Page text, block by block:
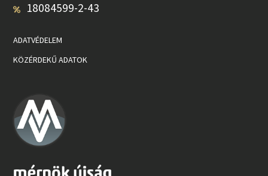
18084599-2-43
ADATVÉDELEM
KÖZÉRDEKŰ ADATOK